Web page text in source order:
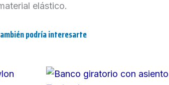
elástico.
podría interesarte